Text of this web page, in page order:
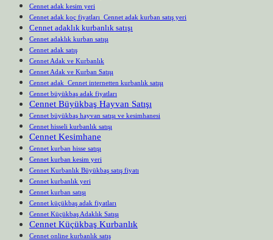
Cennet adak kesim yeri
Cennet adak koç fiyatları Cennet adak kurban satış yeri
Cennet adaklık kurbanlık satışı
Cennet adaklık kurban satışı
Cennet adak satış
Cennet Adak ve Kurbanlık
Cennet Adak ve Kurban Satışı
Cennet adak Cennet internetten kurbanlık satışı
Cennet büyükbaş adak fiyatları
Cennet Büyükbaş Hayvan Satışı
Cennet büyükbaş hayvan satışı ve kesimhanesi
Cennet hisseli kurbanlık satışı
Cennet Kesimhane
Cennet kurban hisse satışı
Cennet kurban kesim yeri
Cennet Kurbanlık Büyükbaş satış fiyatı
Cennet kurbanlık yeri
Cennet kurban satışı
Cennet küçükbaş adak fiyatları
Cennet Küçükbaş Adaklık Satışı
Cennet Küçükbaş Kurbanlık
Cennet online kurbanlık satış